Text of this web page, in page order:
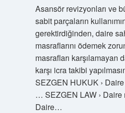
Asansör revizyonları ve
sabit parçaların
gerektirdiğinden, daire
masraflarını ödemek
masrafları karşılamayan
karşı icra takibi
SEZGEN HUKUK ›
… SEZGEN LAW › Daire
Daire…